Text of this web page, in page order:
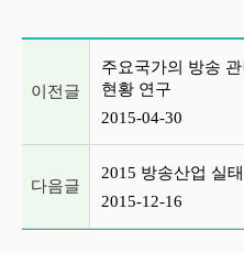
이전글
주요국가의 방송
현황 연구
2015-04-30
다음글
2015 방송산업 실
2015-12-16